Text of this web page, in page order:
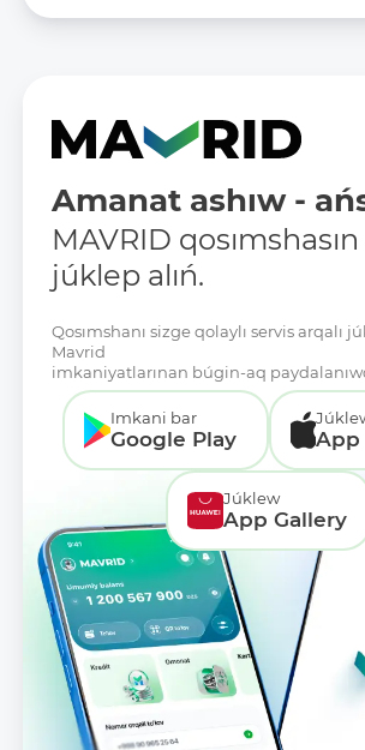
Amanat ashıw -
MAVRID
júklep alıń.
Qosımshanı sizge qolaylı servis arqalı
Mavrid
imkaniyatlarınan búgin-aq
Imkani bar
Google Play App
Júklew
App Gallery